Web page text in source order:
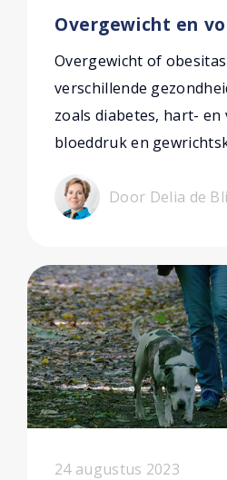
Overgewicht en
Overgewicht of
verschillende
zoals diabetes, hart-
bloeddruk en
Door Delia de
24 augustus 2023